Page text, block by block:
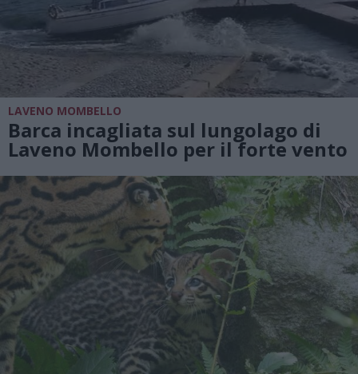
LAVENO MOMBELLO
Barca incagliata sul lungolago di
Laveno Mombello per il forte vento